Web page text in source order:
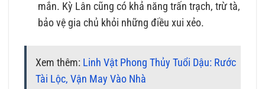
mắn. Kỳ Lân cũng có khả năng trấn trạch, trừ tà,
bảo vệ gia chủ khỏi những điều xui xẻo.
Xem thêm: Linh Vật Phong Thủy Tuổi Dậu: Rước
Tài Lộc, Vận May Vào Nhà